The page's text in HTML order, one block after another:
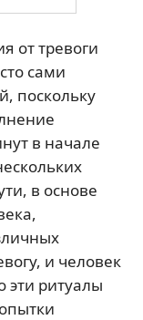
от тревоги
сами
поскольку
в начале
в основе
и человек
эти ритуалы